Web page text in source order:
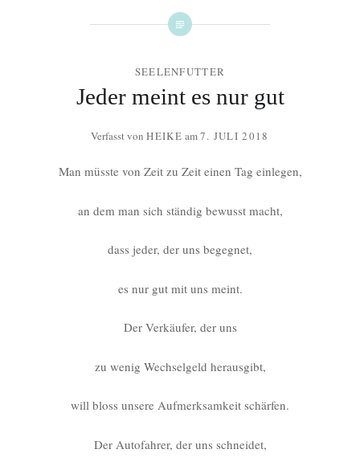
SEELENFUTTER
Jeder meint es nur gut
Verfasst vonHEIKE am7. JULI 2018
Man müsste von Zeit zu Zeit einen Tag einlegen,
an dem man sich ständig bewusst macht,
dass jeder, der uns begegnet,
es nur gut mit uns meint.
Der Verkäufer, der uns
zu wenig Wechselgeld herausgibt,
will bloss unsere Aufmerksamkeit schärfen.
Der Autofahrer, der uns schneidet,